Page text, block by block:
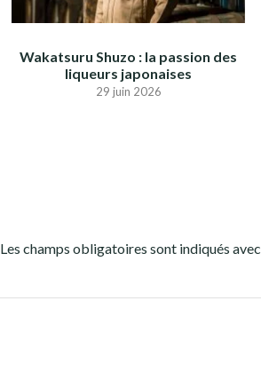
Wakatsuru Shuzo : la passion des
liqueurs japonaises
29 juin 2026
Les champs obligatoires sont indiqués avec